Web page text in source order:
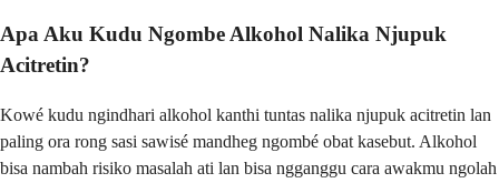
Apa Aku Kudu Ngombe Alkohol Nalika Njupuk
Acitretin?
Kowé kudu ngindhari alkohol kanthi tuntas nalika njupuk acitretin lan
paling ora rong sasi sawisé mandheg ngombé obat kasebut. Alkohol
bisa nambah risiko masalah ati lan bisa ngganggu cara awakmu ngolah